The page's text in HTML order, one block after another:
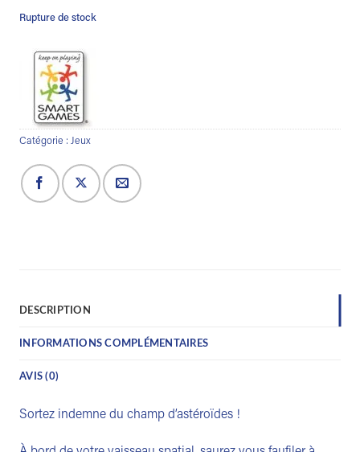
Rupture de stock
Catégorie : Jeux
DESCRIPTION
INFORMATIONS COMPLÉMENTAIRES
AVIS (0)
Sortez indemne du champ d’astéroïdes !